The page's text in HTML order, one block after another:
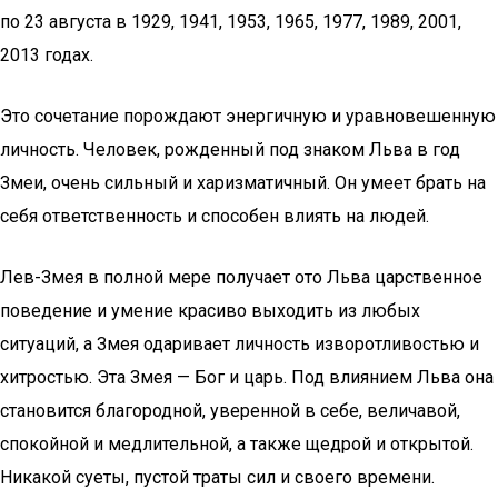
по 23 августа в 1929, 1941, 1953, 1965, 1977, 1989, 2001,
2013 годах.
Это сочетание порождают энергичную и уравновешенную
личность. Человек, рожденный под знаком Льва в год
Змеи, очень сильный и харизматичный. Он умеет брать на
себя ответственность и способен влиять на людей.
Лев-Змея в полной мере получает ото Льва царственное
поведение и умение красиво выходить из любых
ситуаций, а Змея одаривает личность изворотливостью и
хитростью. Эта Змея — Бог и царь. Под влиянием Льва она
становится благородной, уверенной в себе, величавой,
спокойной и медлительной, а также щедрой и открытой.
Никакой суеты, пустой траты сил и своего времени.